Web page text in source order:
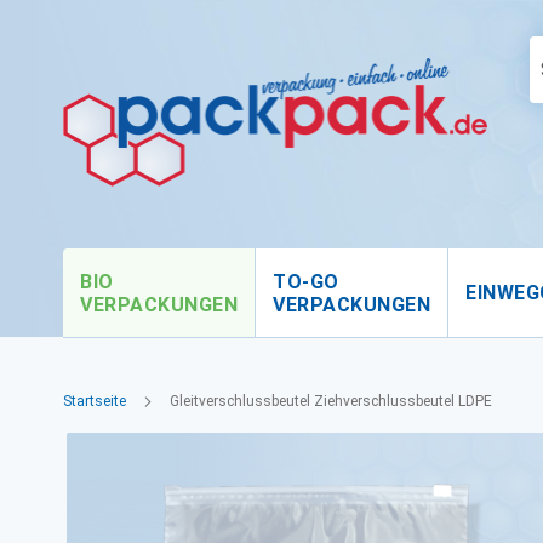
BIO
VERPACKUNGEN
TO-GO
VERPACKUNGEN
Startseite Gleitverschlussbeutel Ziehverschlussbeutel LDPE